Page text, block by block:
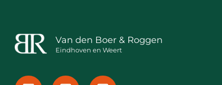
Van den Boer & Roggen
Eindhoven en Weert